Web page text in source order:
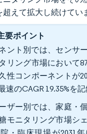
えて拡大し続けてい
要ポイント
ント別では、センサ
リング市場において
性コンポーネントが
速のCAGR 19.35%を
ザー別では、家庭・
モニタリング市場シ